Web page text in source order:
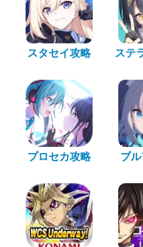
スタセイ攻略 ステ
プロセカ攻略 ブ